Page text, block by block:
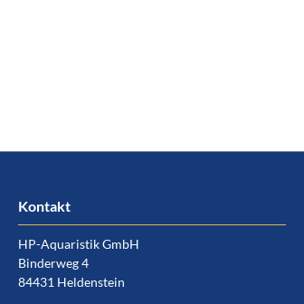
Kontakt
HP-Aquaristik GmbH
Binderweg 4
84431 Heldenstein